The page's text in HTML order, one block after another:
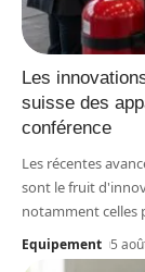
Les
suisse des
conférence
Les récentes
sont le fruit
notamment celles
Equipement 5